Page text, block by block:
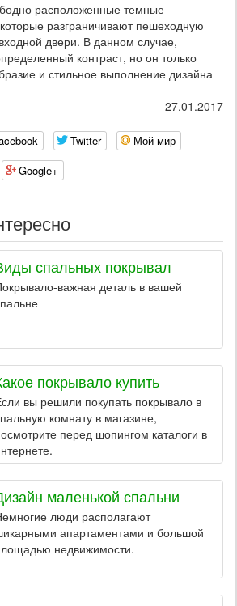
расположенные темные
разграничивают пешеходную
двери. В данном случае,
контраст, но он только
и стильное выполнение дизайна
27.01.2017
Twitter
Мой мир
Google+
спальных покрывал
важная деталь в вашей
покрывало купить
вы решили покупать покрывало в
комнату в магазине,
перед шопингом каталоги в
маленькой спальни
люди располагают
апартаментами и большой
недвижимости.